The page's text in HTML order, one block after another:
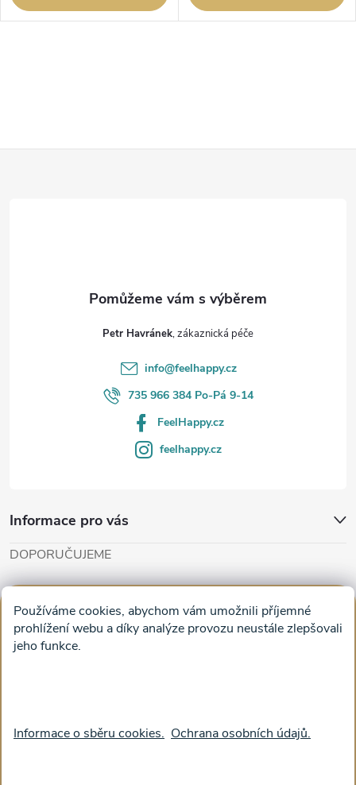
Používáme cookies, abychom vám umožnili příjemné
prohlížení webu a díky analýze provozu neustále zlepšovali
jeho funkce.
Informace o sběru cookies. Ochrana osobních údajů.
ý
p
i
s
u
Petr Havránek
info@feelhappy.cz
735 966 384 Po-Pá 9-14
FeelHappy.cz
feelhappy.cz
Informace pro vás
DOPORUČUJEME
Obrazy na plátně na zeď a stěnu do obýváku
Facebook